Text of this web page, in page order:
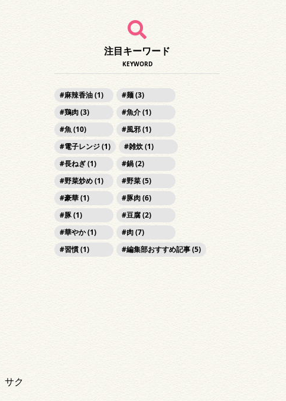
サク
注目キーワード
KEYWORD
麻辣香油 (1)
麺 (3)
鶏肉 (3)
魚介 (1)
魚 (10)
風邪 (1)
電子レンジ (1)
雑炊 (1)
長ねぎ (1)
鍋 (2)
野菜炒め (1)
野菜 (5)
豪華 (1)
豚肉 (6)
豚 (1)
豆腐 (2)
華やか (1)
肉 (7)
習慣 (1)
編集部おすすめ記事 (5)